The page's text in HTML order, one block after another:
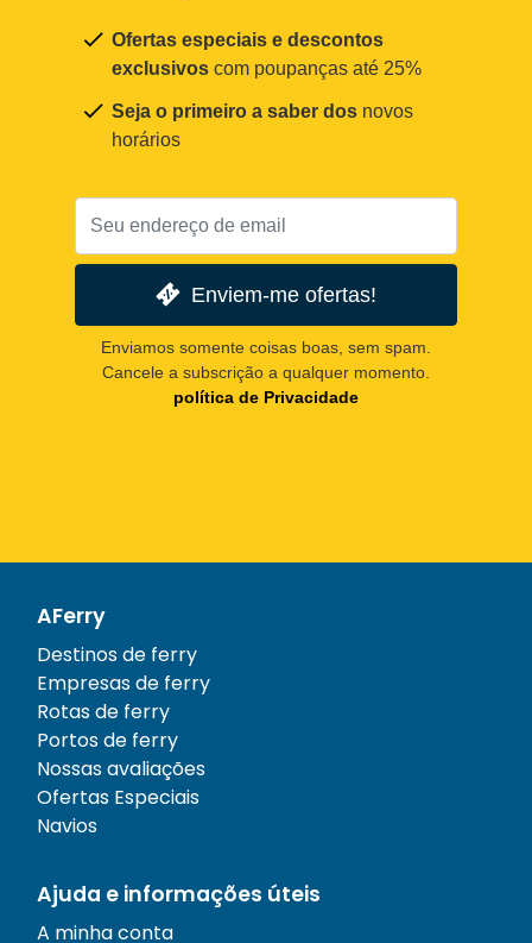
Ofertas especiais e descontos
exclusivos com poupanças até 25%
Seja o primeiro a saber dos novos
horários
Enviem-me ofertas!
Enviamos somente coisas boas, sem spam.
Cancele a subscrição a qualquer momento.
política de Privacidade
AFerry
Destinos de ferry
Empresas de ferry
Rotas de ferry
Portos de ferry
Nossas avaliações
Ofertas Especiais
Navios
Ajuda e informações úteis
A minha conta